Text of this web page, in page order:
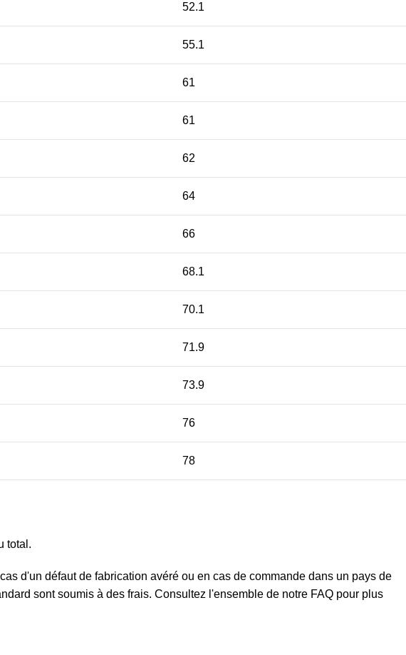
52.1
55.1
61
61
62
64
66
68.1
70.1
71.9
73.9
76
78
total.
d'un défaut de fabrication avéré ou en cas de commande dans un pays de
sont soumis à des frais. Consultez l'ensemble de notre FAQ pour plus